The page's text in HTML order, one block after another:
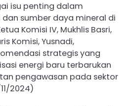
isu penting dalam
sumber daya mineral di
Komisi IV, Mukhlis Basri,
Komisi, Yusnadi,
strategis yang
energi baru terbarukan
pengawasan pada sektor
2024)